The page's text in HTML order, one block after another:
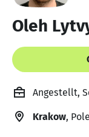
Oleh
Angestellt,
Krakow,